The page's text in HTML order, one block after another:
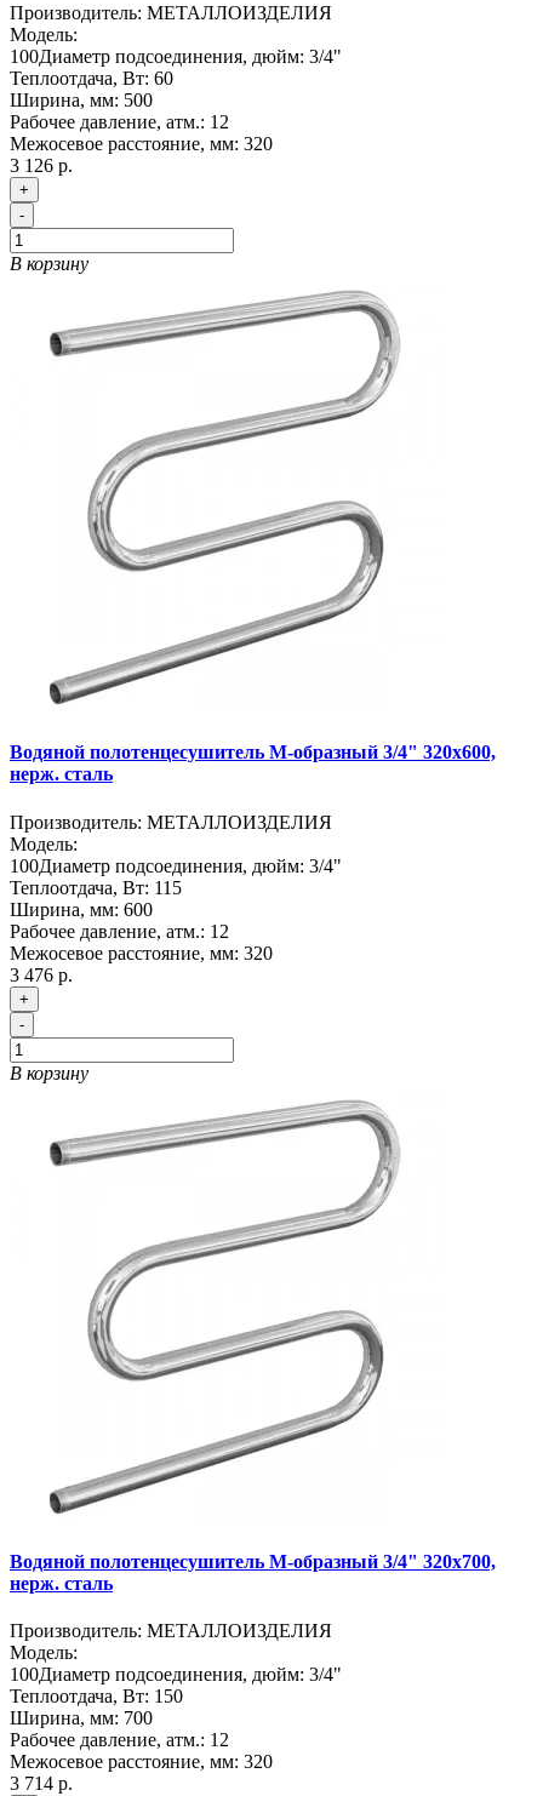
Производитель: МЕТАЛЛОИЗДЕЛИЯ
Модель:
100Диаметр подсоединения, дюйм: 3/4"
Теплоотдача, Вт: 60
Ширина, мм: 500
Рабочее давление, атм.: 12
Межосевое расстояние, мм: 320
3 126 р.
+
-
В корзину
Водяной полотенцесушитель М-образный 3/4" 320х600,
нерж. сталь
Производитель: МЕТАЛЛОИЗДЕЛИЯ
Модель:
100Диаметр подсоединения, дюйм: 3/4"
Теплоотдача, Вт: 115
Ширина, мм: 600
Рабочее давление, атм.: 12
Межосевое расстояние, мм: 320
3 476 р.
+
-
В корзину
Водяной полотенцесушитель М-образный 3/4" 320х700,
нерж. сталь
Производитель: МЕТАЛЛОИЗДЕЛИЯ
Модель:
100Диаметр подсоединения, дюйм: 3/4"
Теплоотдача, Вт: 150
Ширина, мм: 700
Рабочее давление, атм.: 12
Межосевое расстояние, мм: 320
3 714 р.